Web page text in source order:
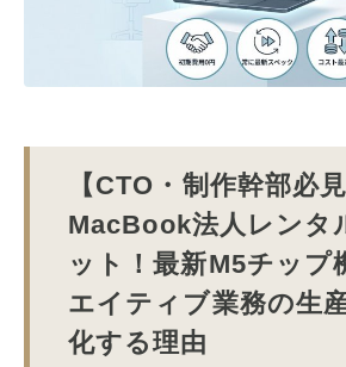
【CTO・制作幹部必見
MacBook法人レンタ
ット！最新M5チップ
エイティブ業務の生
化する理由